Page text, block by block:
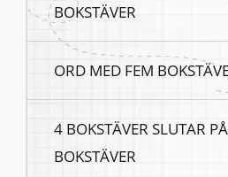
BOKSTÄVER
ORD MED FEM
4 BOKSTÄVER SLUTAR
BOKSTÄVER